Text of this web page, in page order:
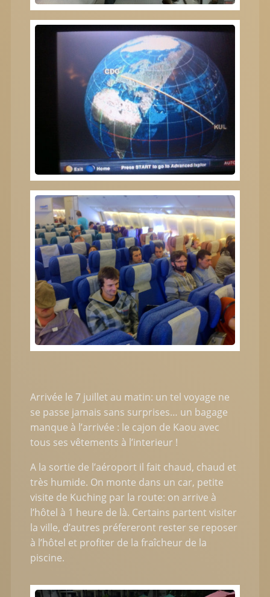
Arrivée le 7 juillet au matin: un tel voyage ne
se passe jamais sans surprises… un bagage
manque à l’arrivée : le cajon de Kaou avec
tous ses vêtements à l’interieur !
A la sortie de l’aéroport il fait chaud, chaud et
très humide. On monte dans un car, petite
visite de Kuching par la route: on arrive à
l’hôtel à 1 heure de là. Certains partent visiter
la ville, d’autres préfereront rester se reposer
à l’hôtel et profiter de la fraîcheur de la
piscine.